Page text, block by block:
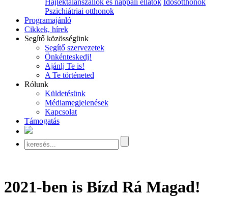
Hajléktalanszállók és nappali ellátók Idősotthonok
Pszichiátriai otthonok
Programajánló
Cikkek, hírek
Segítő közösségünk
Segítő szervezetek
Önkénteskedj!
Ajánlj Te is!
A Te történeted
Rólunk
Küldetésünk
Médiamegjelenések
Kapcsolat
Támogatás
2021-ben is Bízd Rá Magad!